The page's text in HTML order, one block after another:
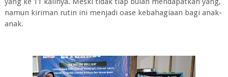
namun kiriman rutin ini menjadi oase kebahagiaan bagi anak-
anak.